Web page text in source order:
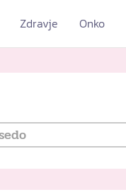
Zdravje Onko